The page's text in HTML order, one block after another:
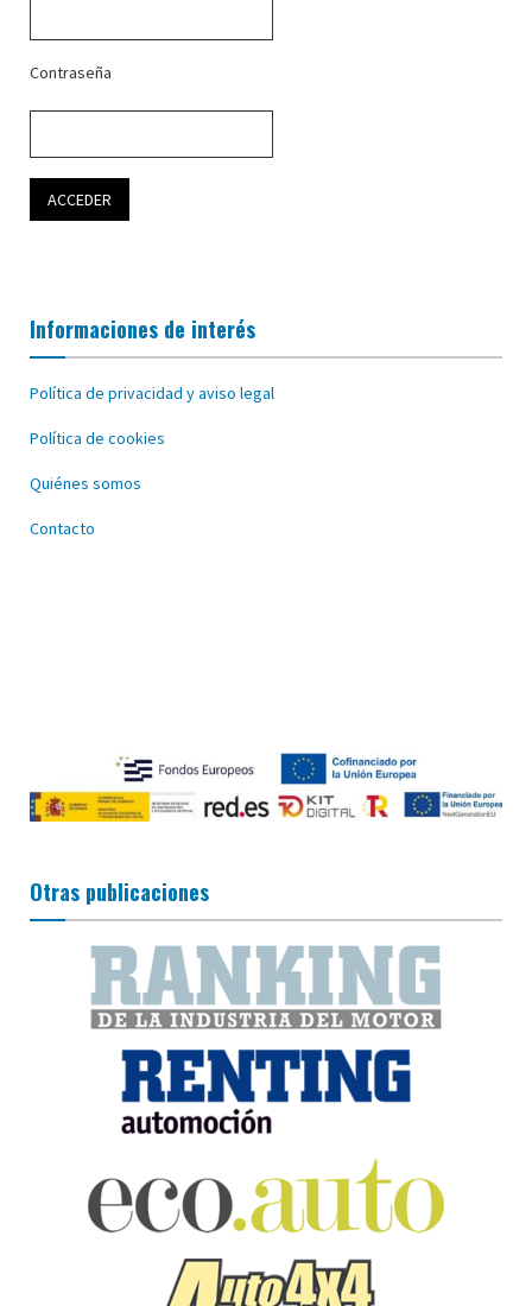
Contraseña
Informaciones de interés
Política de privacidad y aviso legal
Política de cookies
Quiénes somos
Contacto
Otras publicaciones